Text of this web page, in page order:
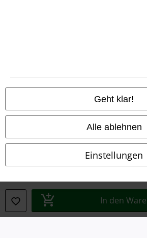
Geht klar!
Alle ablehnen
Einstellungen
In den
Rechtliches
Impressum
Datenschutz
Entsorgung und Umweltschutz
Konformitätserklärung
Information zur Barrierefreiheit